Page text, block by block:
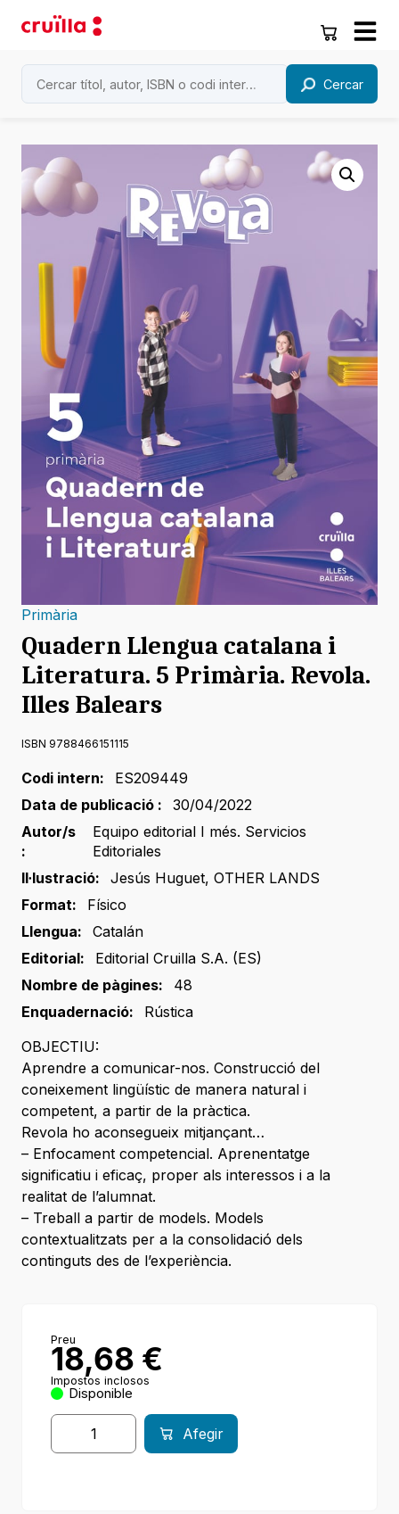
Cercar
Primària
Quadern Llengua catalana i
Literatura. 5 Primària. Revola.
Illes Balears
ISBN 9788466151115
Codi intern:
ES209449
Data de publicació :
30/04/2022
Autor/s
:
Equipo editorial I més. Servicios
Editoriales
Il·lustració:
Jesús Huguet, OTHER LANDS
Format:
Físico
Llengua:
Catalán
Editorial:
Editorial Cruilla S.A. (ES)
Nombre de pàgines:
48
Enquadernació:
Rústica
OBJECTIU:
Aprendre a comunicar-nos. Construcció del
coneixement lingüístic de manera natural i
competent, a partir de la pràctica.
Revola ho aconsegueix mitjançant…
– Enfocament competencial. Aprenentatge
significatiu i eficaç, proper als interessos i a la
realitat de l’alumnat.
– Treball a partir de models. Models
contextualitzats per a la consolidació dels
continguts des de l’experiència.
Preu
18,68 €
Impostos inclosos
Disponible
Afegir